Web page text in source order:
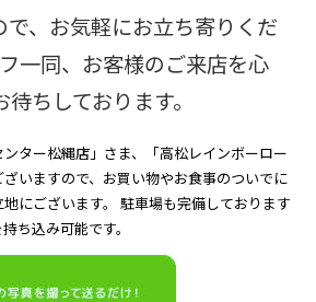
で、お気軽にお立ち寄りくだ
一同、お客様のご来店を心
待ちしております。
ター松縄店」さま、「高松レインボーロー
いますので、お買い物やお食事のついでに
にございます。 駐車場も完備しております
ち込み可能です。